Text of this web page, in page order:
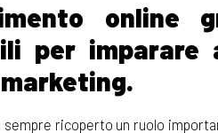
online
per imparare
sempre ricoperto un ruolo